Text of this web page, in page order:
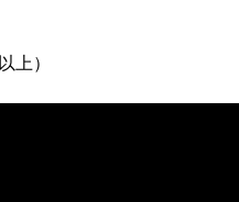
上）